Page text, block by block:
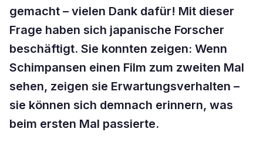
gemacht – vielen Dank dafür! Mit dieser
Frage haben sich japanische Forscher
beschäftigt. Sie konnten zeigen: Wenn
Schimpansen einen Film zum zweiten Mal
sehen, zeigen sie Erwartungsverhalten –
sie können sich demnach erinnern, was
beim ersten Mal passierte.